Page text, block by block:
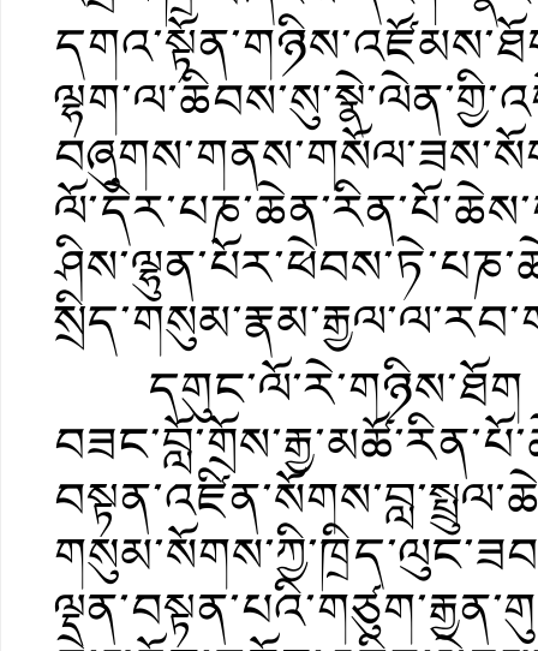
དགུང་ལོ་རེ་གཉིས་ཐོག